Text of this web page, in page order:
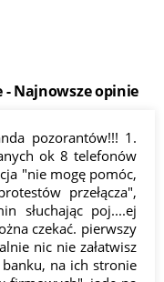
Najnowsze opinie
pozorantów!!! 1.
ok 8 telefonów
"nie mogę pomóc,
przełącza",
słuchając poj....ej
czekać. pierwszy
nic nie załatwisz
na ich stronie